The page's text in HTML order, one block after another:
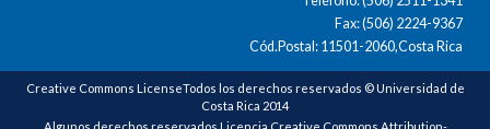
Fax: (506) 2224-9367
Cód.Postal: 11501-2060,Costa Rica
Creative Commons LicenseTodos los derechos reservados © Universidad de
Costa Rica 2014